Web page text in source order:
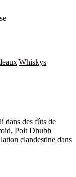
dans des fûts de
Poit Dhubh
clandestine dans